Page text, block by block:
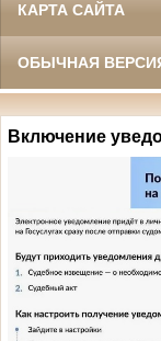
КАРТА САЙТА
ОБЫЧНАЯ
Включение